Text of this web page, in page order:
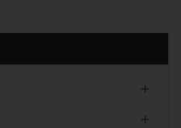

